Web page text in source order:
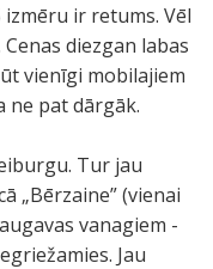
izmēru ir retums. Vēl
diezgan labas
vienīgi mobilajiem
ne pat dārgāk.
Tur jau
„Bērzaine” (vienai
vanagiem -
Jau